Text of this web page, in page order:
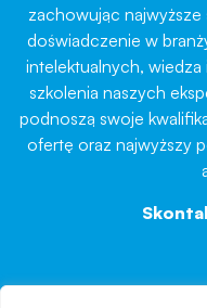
zachowując
doświadczenie w
intelektualnych,
szkolenia naszych
podnoszą swoje
ofertę oraz najwyższy